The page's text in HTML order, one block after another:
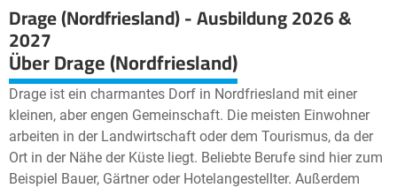
Drage (Nordfriesland) - Ausbildung 2026 &
2027
+
−
Über Drage (Nordfriesland)
Drage ist ein charmantes Dorf in Nordfriesland mit einer
kleinen, aber engen Gemeinschaft. Die meisten Einwohner
arbeiten in der Landwirtschaft oder dem Tourismus, da der
Ort in der Nähe der Küste liegt. Beliebte Berufe sind hier zum
Beispiel Bauer, Gärtner oder Hotelangestellter. Außerdem